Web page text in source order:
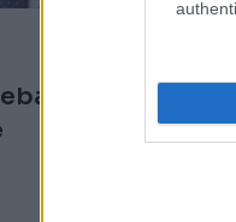
da bude